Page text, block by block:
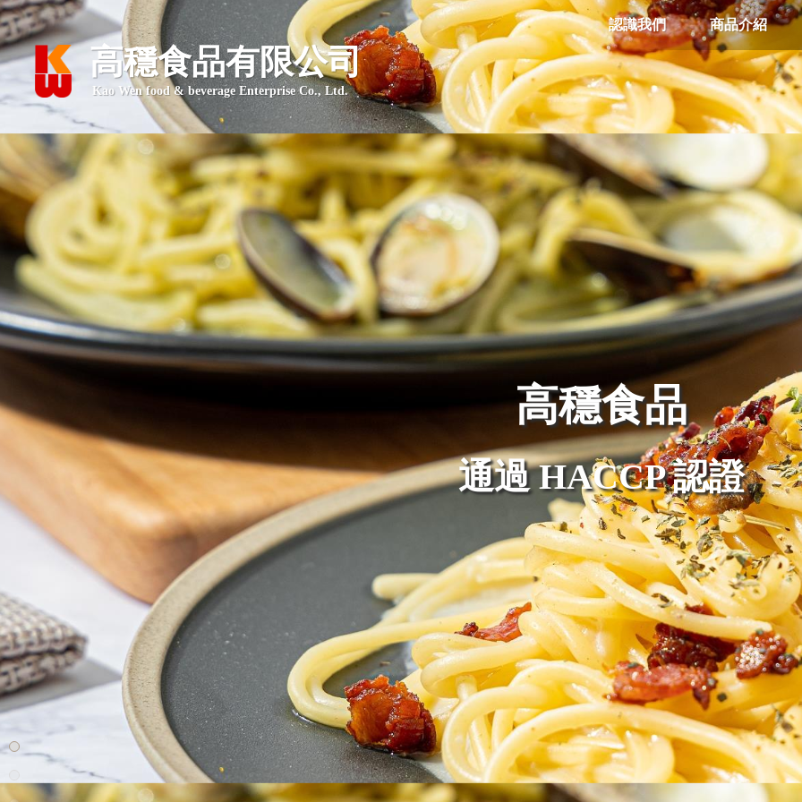
高穩食品有限公司
Kao Wen food & beverage Enterprise Co., Ltd.
認識我們 商品介紹
高穩食品
通過 ISO 22000：2018 認